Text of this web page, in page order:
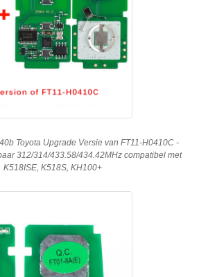
sleutel
Toyota Upgrade Versie van FT11-H0410C -
312/314/433.58/434.42MHz compatibel met
K518ISE, K518S, KH100+